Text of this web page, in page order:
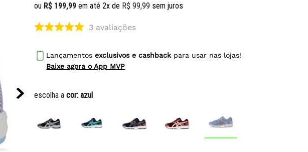
ou R$ 199,99 em até 2x de R$ 99,99 sem juros
3 avaliações
Lançamentosexclusivos e cashback para usar nas lojas!
Baixe agora o App MVP
escolha acor:azul